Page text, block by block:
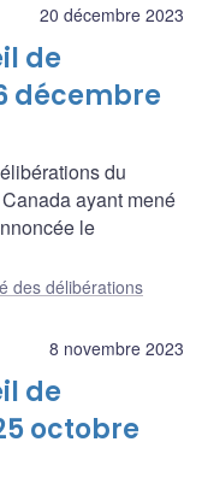
20 décembre 2023
de
décembre
du
ayant mené
le
des délibérations
8 novembre 2023
de
octobre